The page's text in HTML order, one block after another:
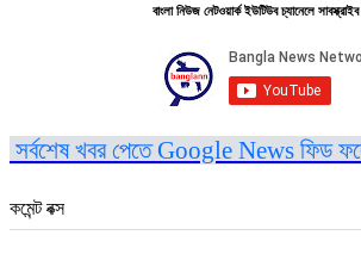
বাংলা নিউজ নেটওয়ার্ক ইউটিউব চ্যানেলে
সর্বশেষ খবর পেতে Google News ফিড
কমেন্ট বক্স